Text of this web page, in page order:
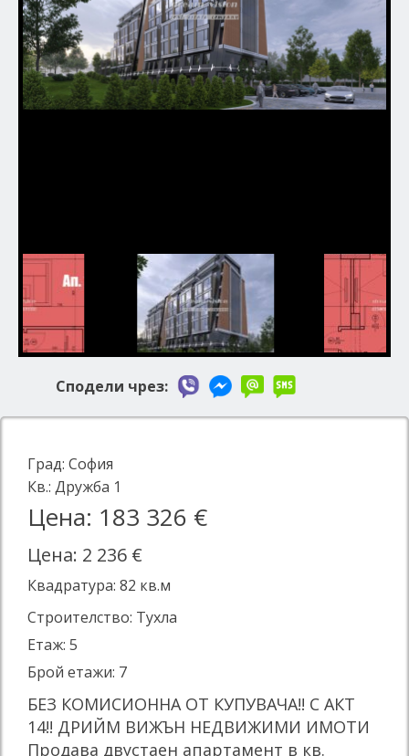
Сподели чрез:
Град: София
Кв.: Дружба 1
Цена: 183 326 €
Цена: 2 236 €
Квадратура: 82 кв.м
Строителство: Тухла
Етаж: 5
Брой етажи: 7
БЕЗ КОМИСИОННА ОТ КУПУВАЧА!! С АКТ
14!! ДРИЙМ ВИЖЪН НЕДВИЖИМИ ИМОТИ
Продава двустаен апартамент в кв.